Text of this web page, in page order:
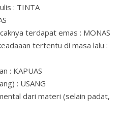
: TINTA
terdapat emas : MONAS
tertentu di masa lalu :
: KAPUAS
: USANG
dari materi (selain padat,